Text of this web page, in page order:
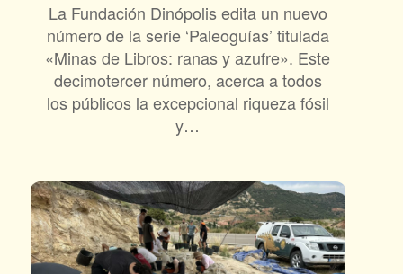
La Fundación Dinópolis edita un nuevo
número de la serie ‘Paleoguías’ titulada
«Minas de Libros: ranas y azufre». Este
decimotercer número, acerca a todos
los públicos la excepcional riqueza fósil
y…